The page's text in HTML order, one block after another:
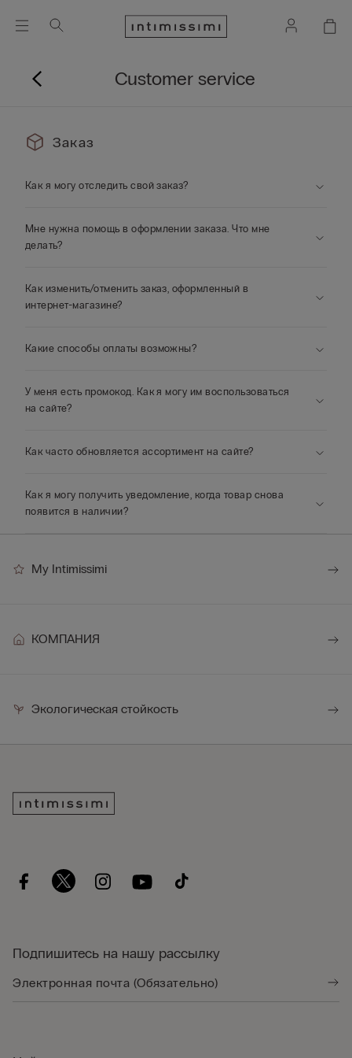
Customer service
Заказ
Как я могу отследить свой заказ?
Мне нужна помощь в оформлении заказа. Что мне
делать?
Как изменить/отменить заказ, оформленный в
интернет-магазине?
Какие способы оплаты возможны?
У меня есть промокод. Как я могу им воспользоваться
на сайте?
Как часто обновляется ассортимент на сайте?
Как я могу получить уведомление, когда товар снова
появится в наличии?
My Intimissimi
КОМПАНИЯ
Экологическая стойкость
Подпишитесь на нашу рассылку